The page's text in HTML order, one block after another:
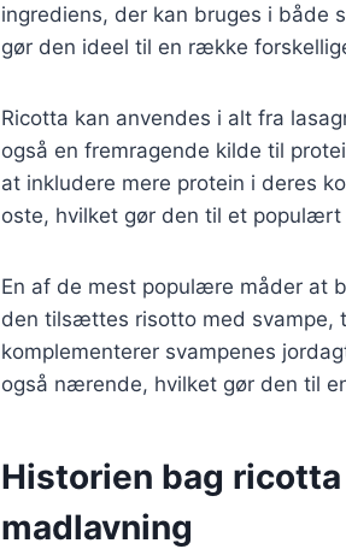
ingrediens, der kan bruges i både
gør den ideel til en række
Ricotta kan anvendes i alt fra
også en fremragende kilde til
at inkludere mere protein i deres
oste, hvilket gør den til et
En af de mest populære måder at
den tilsættes risotto med svampe,
komplementerer svampenes
også nærende, hvilket gør den til
Historien bag
madlavning